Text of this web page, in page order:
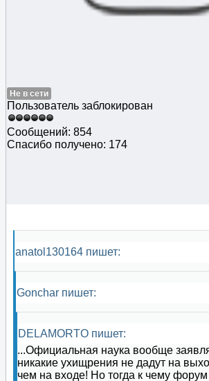
Не в сети
Пользователь заблокирован
Сообщений: 854
Спасибо получено: 174
anatol130164 пишет:
Gonchar пишет:
DELAMORTO пишет:
...Официальная наука вообще
никакие ухищрения не дадут на
чем на входе! Но тогда к чему форум